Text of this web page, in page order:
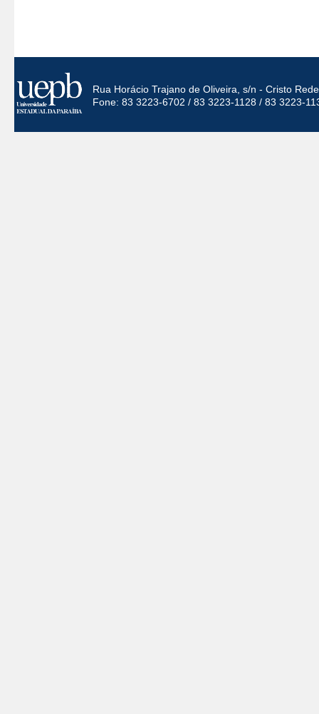
Rua Horácio Trajano de Oliveira, s/n - Cristo
Fone: 83 3223-6702 / 83 3223-1128 / 83 3223-